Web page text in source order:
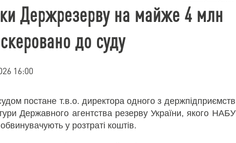
Держрезерву на майже 4 млн
до суду
16:00
постане т.в.о. директора одного з держпідприємств
Державного агентства резерву України, якого НАБУ
у розтраті коштів.